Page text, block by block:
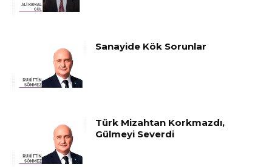
Sanayide Kök Sorunlar
Türk Mizahtan Korkmazdı,
Gülmeyi Severdi